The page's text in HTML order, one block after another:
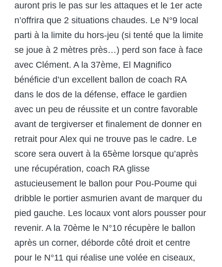
auront pris le pas sur les attaques et le 1er acte
n’offrira que 2 situations chaudes. Le N°9 local
parti à la limite du hors-jeu (si tenté que la limite
se joue à 2 mètres près…) perd son face à face
avec Clément. A la 37ème, El Magnifico
bénéficie d’un excellent ballon de coach RA
dans le dos de la défense, efface le gardien
avec un peu de réussite et un contre favorable
avant de tergiverser et finalement de donner en
retrait pour Alex qui ne trouve pas le cadre. Le
score sera ouvert à la 65ème lorsque qu’après
une récupération, coach RA glisse
astucieusement le ballon pour Pou-Poume qui
dribble le portier asmurien avant de marquer du
pied gauche. Les locaux vont alors pousser pour
revenir. A la 70ème le N°10 récupère le ballon
après un corner, déborde côté droit et centre
pour le N°11 qui réalise une volée en ciseaux,